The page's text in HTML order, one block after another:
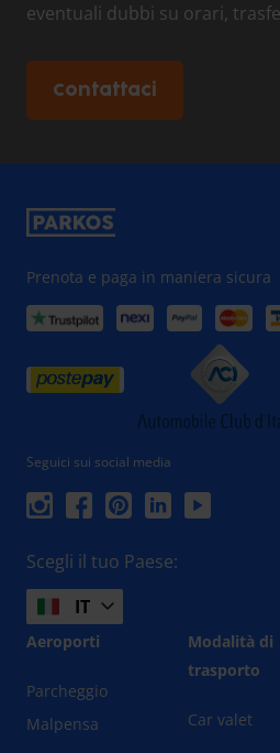
eventuali dubbi su orari,
Contattaci
Prenota e paga in maniera sicura
Seguici sui social media
Scegli il tuo Paese:
IT
Aeroporti
Parcheggio
Malpensa
Modalità di
trasporto
Car valet